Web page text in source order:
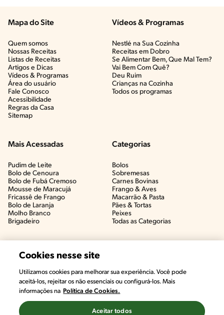
Mapa do Site
Quem somos
Nossas Receitas
Listas de Receitas​
Artigos e Dicas​
Vídeos & Programas​
Área do usuário
Fale Conosco
Acessibilidade
Regras da Casa
Sitemap
Vídeos & Programas​
Nestlé na Sua Cozinha
Receitas em Dobro
Se Alimentar Bem, Que Mal Tem?​
Vai Bem Com Quê?​
Deu Ruim​
Crianças na Cozinha​
Todos os programas
Mais Acessadas
Pudim de Leite
Bolo de Cenoura
Bolo de Fubá Cremoso
Mousse de Maracujá
Fricassê de Frango
Bolo de Laranja
Molho Branco
Brigadeiro
Categorias
Bolos
Sobremesas
Carnes Bovinas​
Frango & Aves​
Macarrão & Pasta​
Pães & Tortas​
Peixes
Todas as Categorias
Cookies nesse site
Utilizamos cookies para melhorar sua experiência. Você pode
aceitá-los, rejeitar os não essenciais ou configurá-los. Mais
informações na Política de Cookies.
Aceitar todos